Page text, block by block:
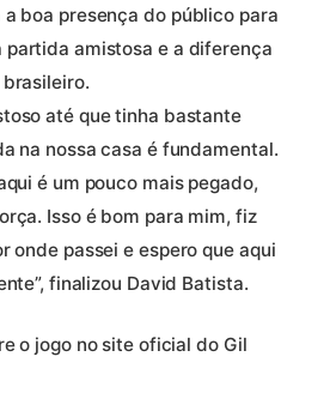
boa presença do público para
partida amistosa e a diferença
até que tinha bastante
na nossa casa é fundamental.
é um pouco mais pegado,
Isso é bom para mim, fiz
onde passei e espero que aqui
finalizou David Batista.
o jogo no site oficial do Gil